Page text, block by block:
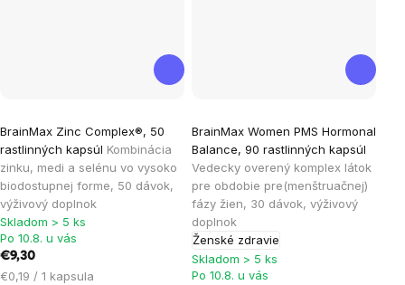
BrainMax Zinc Complex®, 50
rastlinných kapsúl Kombinácia
zinku, medi a selénu vo vysoko
biodostupnej forme, 50 dávok,
výživový doplnok
hodnotenie
produktu
je
3,8
z
5
hviezdičiek.
Skladom > 5 ks
Po 10.8. u vás
€9,30
Jednotková
€0,19 / 1 kapsula
BrainMax Women PMS Hormonal
Balance, 90 rastlinných kapsúl
Vedecky overený komplex látok
pre obdobie pre(menštruačnej)
fázy žien, 30 dávok, výživový
doplnok
Ženské zdravie
hodnotenie
produktu
je
5,0
z
5
hviezdičiek.
Skladom > 5 ks
Po 10.8. u vás